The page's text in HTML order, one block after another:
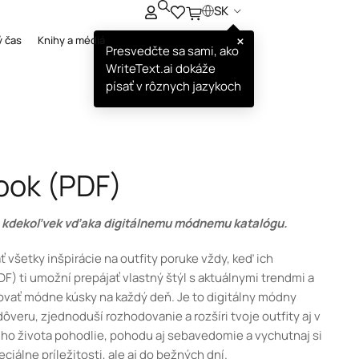
čas Knihy a médiá
SK
×
Presvedčte sa sami, ako
WriteText.ai dokáže
písať v rôznych jazykoch
(PDF)
vďaka digitálnemu módnemu katalógu.
všetky inšpirácie na outfity poruke vždy, keď ich
ti umožní prepájať vlastný štýl s aktuálnymi trendmi a
módne kúsky na každý deň. Je to digitálny módny
zjednoduší rozhodovanie a rozšíri tvoje outfity aj v
života pohodlie, pohodu aj sebavedomie a vychutnaj si
príležitosti, ale aj do bežných dní.